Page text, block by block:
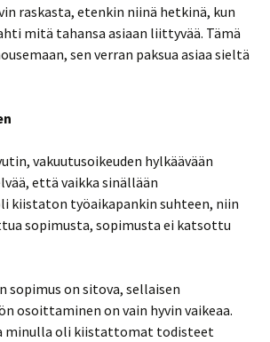
raskasta, etenkin niinä hetkinä, kun
mitä tahansa asiaan liittyvää. Tämä
sen verran paksua asiaa sieltä
vakuutusoikeuden hylkäävään
että vaikka sinällään
kiistaton työaikapankin suhteen, niin
sopimusta, sopimusta ei katsottu
sopimus on sitova, sellaisen
osoittaminen on vain hyvin vaikeaa.
minulla oli kiistattomat todisteet